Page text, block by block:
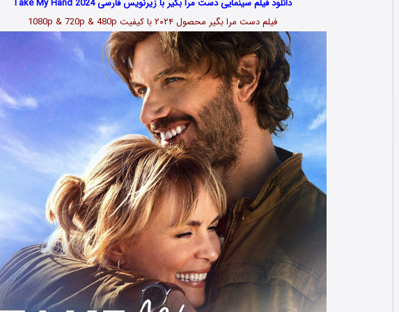
دانلود فیلم سینمایی دست مرا بگیر با زیرنویس فارسی Take My Hand 2024
فیلم دست مرا بگیر محصول ۲۰۲۴ با کیفیت 1080p & 720p & 480p